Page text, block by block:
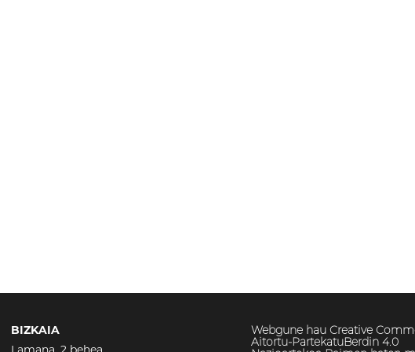
BIZKAIA
Webgune hau Creative
Aitortu-PartekatuBerdin 4.0